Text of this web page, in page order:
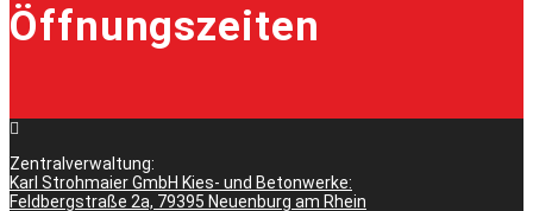
Öffnungszeiten
Zentralverwaltung:
Karl Strohmaier GmbH Kies- und Betonwerke:
Feldbergstraße 2a, 79395 Neuenburg am Rhein